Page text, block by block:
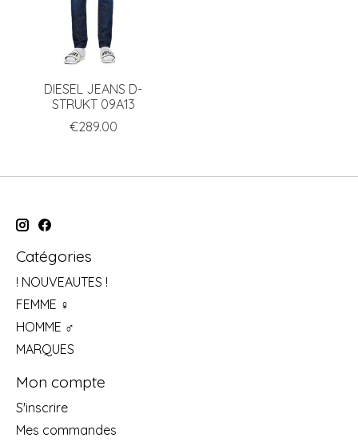
DIESEL JEANS D-
STRUKT 09A13
€289.00
Catégories
! NOUVEAUTES !
FEMME ♀
HOMME ♂
MARQUES
Mon compte
S'inscrire
Mes commandes